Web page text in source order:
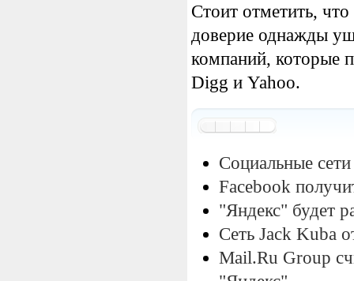
Стоит отметить,
доверие однажды
компаний, которые
Digg и Yahoo.
Социальные
Facebook
"Яндекс" будет
Сеть Jack Kuba
Mail.Ru Group